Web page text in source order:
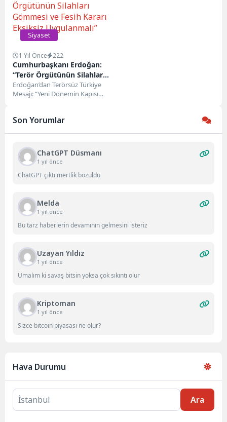
Siyaset
1 Yıl Önce 222
Cumhurbaşkanı Erdoğan:
“Terör Örgütünün Silahları
Gömmesi ve Fesih Kararı
Eksiksiz Uygulanmalı”
Erdoğan’dan Terörsüz Türkiye
Mesajı: “Yeni Dönemin Kapısı
Arnavutluk’un başkenti
Son Yorumlar
ChatGPT Düsmanı
1 yıl önce
ChatGPT çıktı mertlik bozuldu
Melda
1 yıl önce
Bu tarz haberlerin devamının gelmesini isteriz
Uzayan Yıldız
1 yıl önce
Umalım ki savaş bitsin yoksa çok sıkıntı olur
Kriptoman
1 yıl önce
Sizce bitcoin piyasası ne olur?
Hava Durumu
Ara